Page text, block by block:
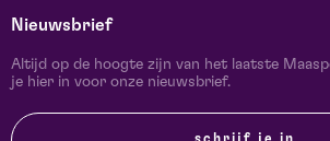
Nieuwsbrief
Altijd op de hoogte zijn van het laatste
je hier in voor onze nieuwsbrief.